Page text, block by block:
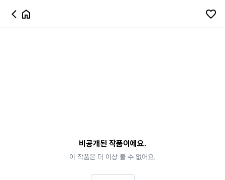
비공개된 작품이에요.
이 작품은 더 이상 볼 수 없어요.